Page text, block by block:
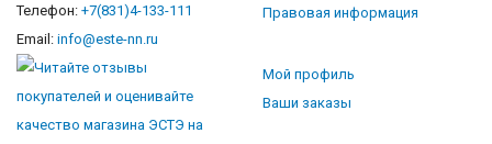
Телефон: +7(831)4-133-111
Email: info@este-nn.ru
Правовая информация
Мой профиль
Ваши заказы